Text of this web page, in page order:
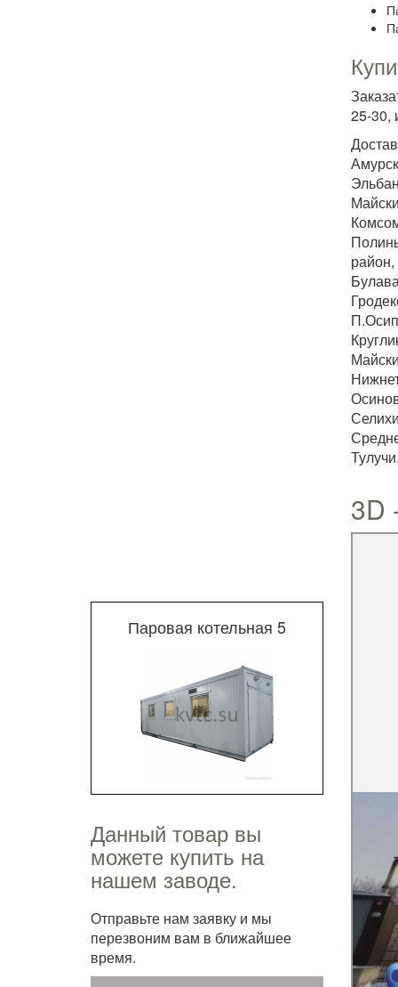
Паровая котельная 5
Данный товар вы
можете купить на
нашем заводе.
Отправьте нам заявку и мы
перезвоним вам в ближайшее
время.
25-30,
3D